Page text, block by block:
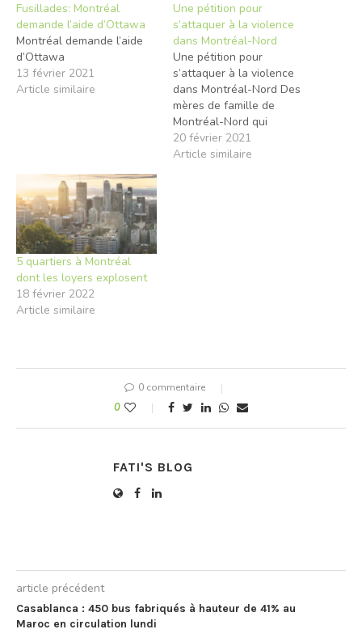
Fusillades: Montréal
demande l’aide d’Ottawa
Montréal demande l’aide
d’Ottawa
13 février 2021
Article similaire
Une pétition pour
s’attaquer à la violence
dans Montréal-Nord
Une pétition pour
s’attaquer à la violence
dans Montréal-Nord Des
mères de famille de
Montréal-Nord qui
dénoncent la violence
dans leur quartier depuis
20 février 2021
Article similaire
5 quartiers à Montréal
dont les loyers explosent
18 février 2022
Article similaire
0 commentaire
0
FATI'S BLOG
article précédent
Casablanca : 450 bus fabriqués à hauteur de 41% au
Maroc en circulation lundi